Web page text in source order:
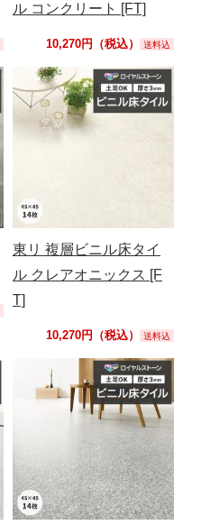
ル コンクリート [FT]
10,270円（税込） 送料込
東リ 複層ビニル床タイ
ル クレアオニックス [F
T]
10,270円（税込） 送料込